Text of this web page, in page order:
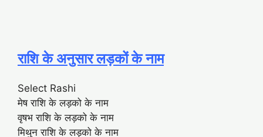
राशि के अनुसार लड़कों के नाम
Select Rashi
मेष राशि के लड़को के नाम
वृषभ राशि के लड़को के नाम
मिथुन राशि के लड़को के नाम